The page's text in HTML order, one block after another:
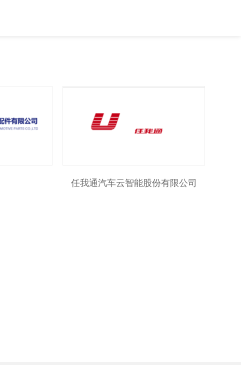
任我通汽车云智能股份有限公司